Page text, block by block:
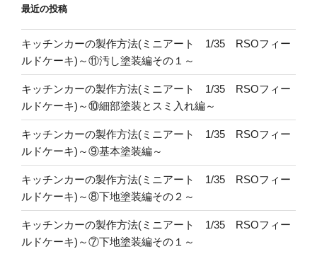
最近の投稿
キッチンカーの製作方法(ミニアート 1/35 RSOフィー
ルドケーキ)～⑪汚し塗装編その１～
キッチンカーの製作方法(ミニアート 1/35 RSOフィー
ルドケーキ)～⑩細部塗装とスミ入れ編～
キッチンカーの製作方法(ミニアート 1/35 RSOフィー
ルドケーキ)～⑨基本塗装編～
キッチンカーの製作方法(ミニアート 1/35 RSOフィー
ルドケーキ)～⑧下地塗装編その２～
キッチンカーの製作方法(ミニアート 1/35 RSOフィー
ルドケーキ)～⑦下地塗装編その１～